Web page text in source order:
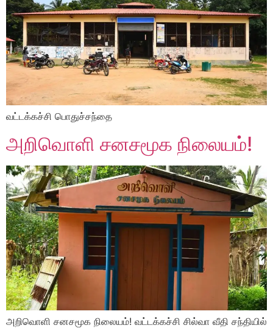
வட்டக்கச்சி பொதுச்சந்தை
அறிவொளி சனசமூக நிலையம்!
அறிவொளி சனசமூக நிலையம்! வட்டக்கச்சி சில்வா வீதி சந்தியில்